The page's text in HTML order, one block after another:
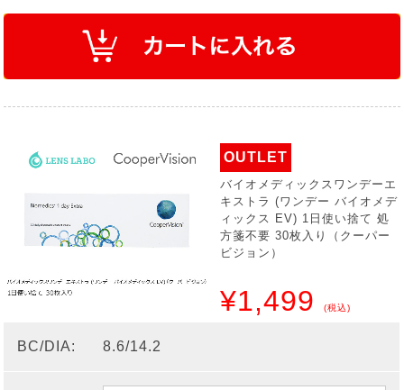
OUTLET
バイオメディックスワンデーエ
キストラ (ワンデー バイオメデ
ィックス EV) 1日使い捨て 処
方箋不要 30枚入り（クーパー
ビジョン）
¥1,499(税込)
BC/DIA: 8.6/14.2